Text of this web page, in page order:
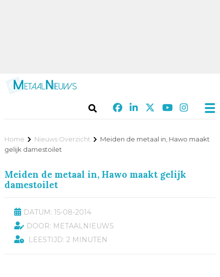
Home Nieuws Overzicht
Meiden de metaal in, Hawo maakt
gelijk damestoilet
Meiden de metaal in, Hawo maakt gelijk
damestoilet
DATUM: 15-08-2014
DOOR: METAALNIEUWS
LEESTIJD: 2 MINUTEN